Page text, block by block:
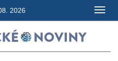
2026